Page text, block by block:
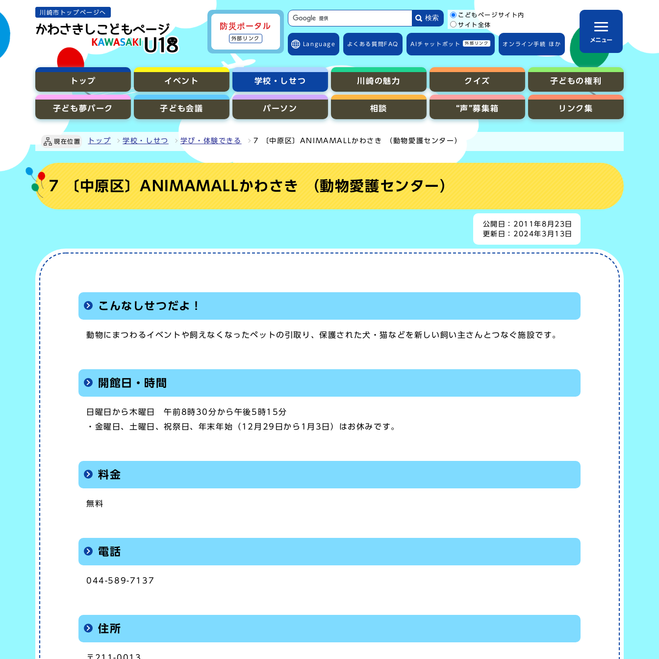
川崎市トップページへ
防災ポータル
外部リンク
検索
サイト内検索の範囲
こどもページサイト内
サイト全体
Language よくある質問 FAQ AIチャットボット 外部リンク オンライン手続 ほか
メニュー
トップ イベント 学校・しせつ 川崎の魅力 クイズ 子どもの権利
子ども夢パーク 子ども会議 パーソン 相談 “声”募集箱 リンク集
現在位置 トップ 学校・しせつ 学び・体験できる 7 〔中原区〕ANIMAMALLかわさき （動物愛護センター）
7 〔中原区〕ANIMAMALLかわさき （動物愛護センター）
公開日： 2011年8月23日
更新日： 2024年3月13日
こんなしせつだよ！
動物にまつわるイベントや飼えなくなったペットの引取り、保護された犬・猫などを新しい飼い主さんとつなぐ施設です。
開館日・時間
日曜日から木曜日 午前8時30分から午後5時15分
・金曜日、土曜日、祝祭日、年末年始（12月29日から1月3日）はお休みです。
料金
無料
電話
044-589-7137
住所